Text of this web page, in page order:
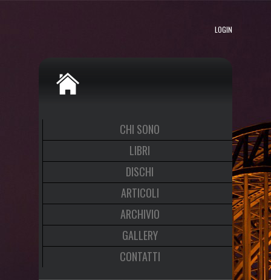
LOGIN
CHI SONO
LIBRI
DISCHI
ARTICOLI
ARCHIVIO
GALLERY
CONTATTI